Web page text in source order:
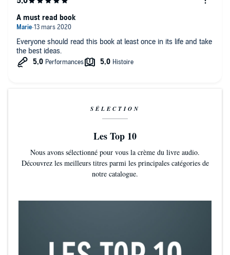
Everyone should read this book at least once in its life and take
the best ideas.
A must read book
SÉLECTION
Les Top 10
Nous avons sélectionné pour vous la crème du livre audio.
Découvrez les meilleurs titres parmi les principales catégories de
notre catalogue.